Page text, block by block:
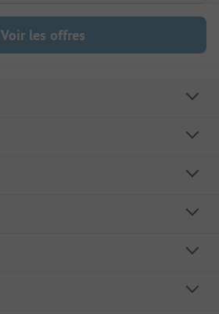
Voir les offres